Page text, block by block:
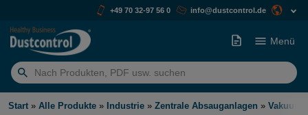
+49 70 32-97 56 0 info@dustcontrol.de
Suchen
nach:
Menü
Start » Alle Produkte » Industrie » Zentrale Absauganlagen »